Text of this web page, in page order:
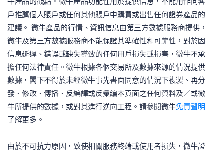
戶推薦個人賬戶或任何其他賬戶中購買或出售任何證券產品的
建議。 微牛產品的行情、資訊信息由第三方數據服務商提供，
微牛及第三方數據服務商不能保證其準確性和可靠性，對於因
信息延遲、錯誤或缺失導致的任何用戶損失或損害，微牛不承
擔任何法律責任。微牛根據各個交易所及數據來源的情況提供
數據，閣下不得於未經微牛事先書面同意的情況下複製、再分
發、修改、傳播、反編譯或反彙編本頁面之任何資料及／或微
牛所提供的數據，或對其進行逆向工程。請參閱微牛免責聲明
了解更多。
由於不可抗力原因，致使相關服務終端或使用者損失，微牛證